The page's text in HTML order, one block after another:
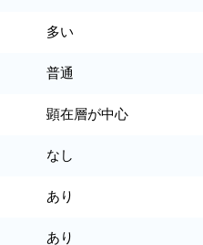
多い
普通
顕在層が中心
なし
あり
あり